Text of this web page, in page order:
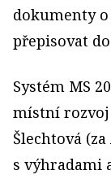
dokumenty
přepisovat
Systém MS
místní rozvoj
Šlechtová
s výhradami